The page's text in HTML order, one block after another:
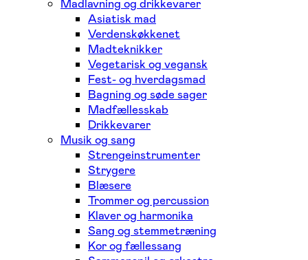
Madlavning og drikkevarer
Asiatisk mad
Verdenskøkkenet
Madteknikker
Vegetarisk og vegansk
Fest- og hverdagsmad
Bagning og søde sager
Madfællesskab
Drikkevarer
Musik og sang
Strengeinstrumenter
Strygere
Blæsere
Trommer og percussion
Klaver og harmonika
Sang og stemmetræning
Kor og fællessang